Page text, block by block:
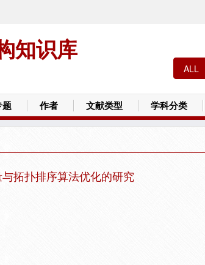
知识库
题 作者 文献类型 学科分类
拓扑排序算法优化的研究